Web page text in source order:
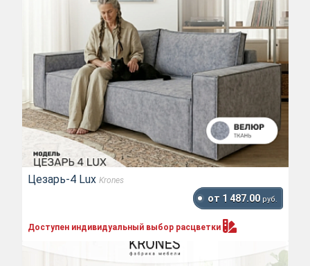
Цезарь-4 Lux Krones
от 1 487.00 руб.
Доступен индивидуальный выбор расцветки